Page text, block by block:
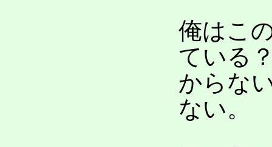
俺はこ
ている
からな
ない。